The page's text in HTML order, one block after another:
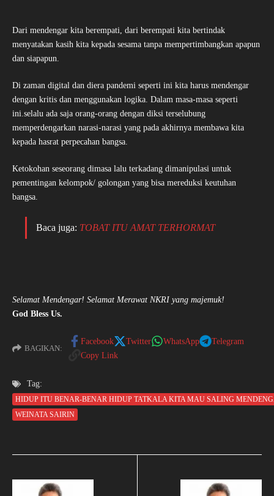
Dari mendengar kita berempati, dari berempati kita bertindak
menyatakan kasih kita kepada sesama tanpa mempertimbangkan apapun
dan siapapun.
Di zaman digital dan diera pandemi seperti ini kita harus mendengar
dengan kritis dan menggunakan logika. Dalam masa-masa seperti
ini.selalu ada saja orang-orang dengan diksi terselubung
memperdengarkan narasi-narasi yang pada akhirnya membawa kita
kepada hasrat perpecahan bangsa.
Ketokohan seseorang dimasa lalu terkadang dimanipulasi untuk
pementingan kelompok/ golongan yang bisa mereduksi keutuhan
bangsa.
Baca juga: TOBAT ITU AMAT TERHORMAT
Selamat Mendengar! Selamat Merawat NKRI yang majemuk!
God Bless Us.
BAGIKAN:
Facebook Twitter WhatsApp
Telegram
Copy Link
Tag:
HIDUP ITU BENAR-BENAR HIDUP TATKALA KITA MAU SALING
WEINATA SAIRIN